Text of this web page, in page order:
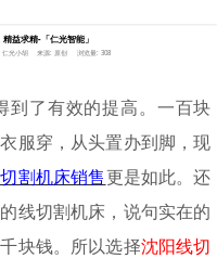
益求精-「仁光智能」
仁光小胡 来源: 原创
浏览量: 308
到了有效的提高。一百块
服穿，从头置办到脚，现
割机床销售更是如此。还
线切割机床，说句实在的
块钱。所以选择沈阳线切